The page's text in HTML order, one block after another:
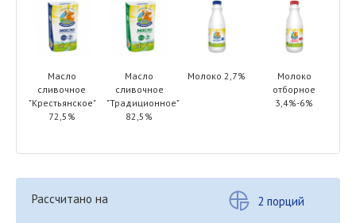
Масло
сливочное
"Крестьянское"
72,5%
Масло
сливочное
"Традиционное"
82,5%
Молоко 2,7%
Молоко
отборное
3,4%-6%
Рассчитано на 2 порций